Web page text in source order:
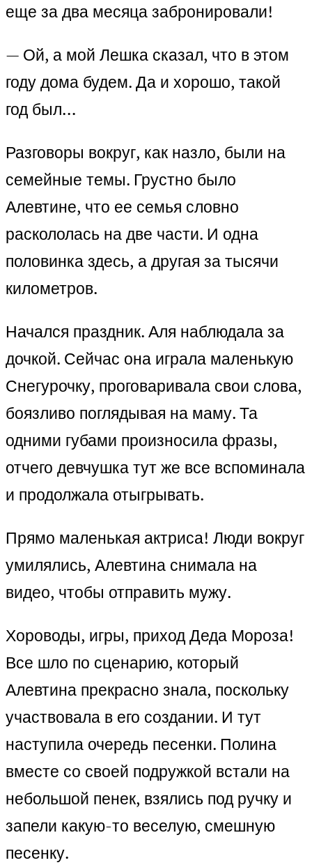
еще за два месяца забронировали!
— Ой, а мой Лешка сказал, что в этом
году дома будем. Да и хорошо, такой
год был…
Разговоры вокруг, как назло, были на
семейные темы. Грустно было
Алевтине, что ее семья словно
раскололась на две части. И одна
половинка здесь, а другая за тысячи
километров.
Начался праздник. Аля наблюдала за
дочкой. Сейчас она играла маленькую
Снегурочку, проговаривала свои слова,
боязливо поглядывая на маму. Та
одними губами произносила фразы,
отчего девчушка тут же все вспоминала
и продолжала отыгрывать.
Прямо маленькая актриса! Люди вокруг
умилялись, Алевтина снимала на
видео, чтобы отправить мужу.
Хороводы, игры, приход Деда Мороза!
Все шло по сценарию, который
Алевтина прекрасно знала, поскольку
участвовала в его создании. И тут
наступила очередь песенки. Полина
вместе со своей подружкой встали на
небольшой пенек, взялись под ручку и
запели какую-то веселую, смешную
песенку.